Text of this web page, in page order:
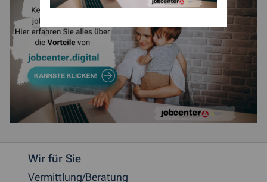
Weitere allgemeine Informationen
Wir für Sie
Vermittlung/Beratung